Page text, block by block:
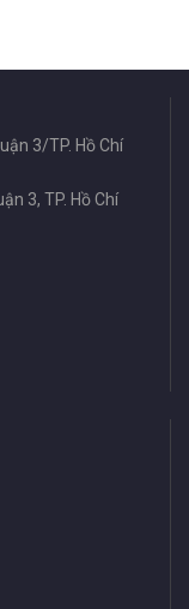
3/TP. Hồ Chí
3, TP. Hồ Chí